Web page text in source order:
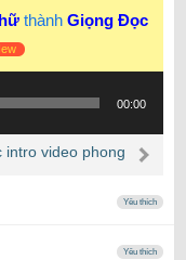
thành Giọng Đọc
00:00
intro video phong
Yêu thích
Yêu thích